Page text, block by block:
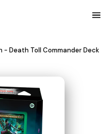
Death Toll Commander Deck